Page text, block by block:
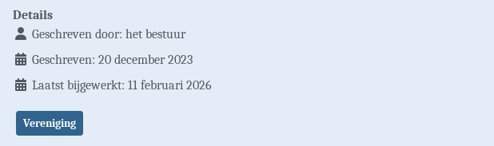
Details
Geschreven door: het bestuur
Geschreven: 20 december 2023
Laatst bijgewerkt: 11 februari 2026
Vereniging